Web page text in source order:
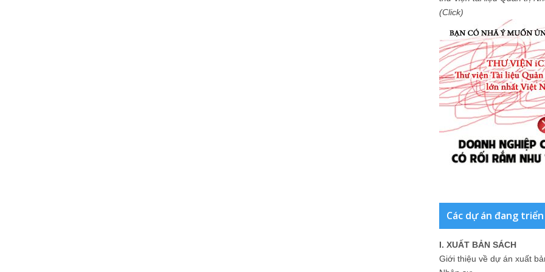
(Click)
Các dự án đang
I. XUẤT BẢN SÁCH
Giới thiệu về dự án xuất